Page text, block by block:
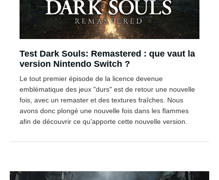
Test Dark Souls: Remastered : que vaut la
version Nintendo Switch ?
Le tout premier épisode de la licence devenue
emblématique des jeux "durs" est de retour une nouvelle
fois, avec un remaster et des textures fraîches. Nous
avons donc plongé une nouvelle fois dans les flammes
afin de découvrir ce qu'apporte cette nouvelle version.